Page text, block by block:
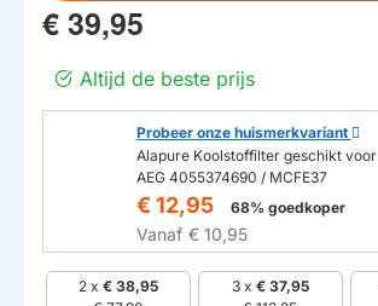
€ 39,95
Altijd de beste prijs
Probeer onze huismerkvariant
Alapure Koolstoffilter geschikt voor
AEG 4055374690 / MCFE37
€ 12,95 68% goedkoper
Vanaf € 10,95
2 x € 38,95
3 x € 37,95